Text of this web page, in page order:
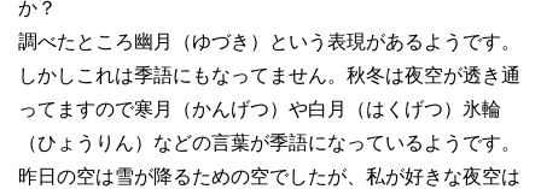
か？
調べたところ幽月（ゆづき）という表現があるようです。
しかしこれは季語にもなってません。秋冬は夜空が透き通
ってますので寒月（かんげつ）や白月（はくげつ）氷輪
（ひょうりん）などの言葉が季語になっているようです。
昨日の空は雪が降るための空でしたが、私が好きな夜空は